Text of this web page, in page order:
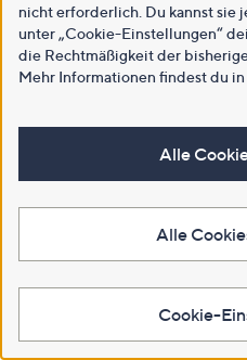
nicht erforderlich. Du kannst
unter „Cookie-Einstellungen“
die Rechtmäßigkeit der
Mehr Informationen findest du in
Alle
Alle
Cookie-